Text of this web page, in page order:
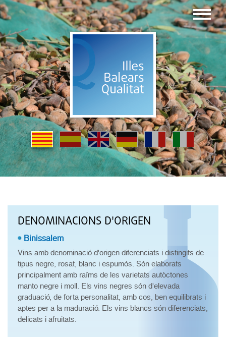
DENOMINACIONS D'ORIGEN
Binissalem
Vins amb denominació d'origen diferenciats i distingits de
tipus negre, rosat, blanc i espumós. Són elaborats
principalment amb raïms de les varietats autòctones
manto negre i moll. Els vins negres són d'elevada
graduació, de forta personalitat, amb cos, ben equilibrats i
aptes per a la maduració. Els vins blancs són diferenciats,
delicats i afruitats.